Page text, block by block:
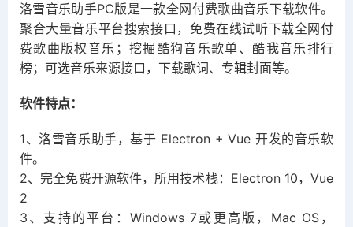
洛雪音乐助手PC版是一款全网付费歌曲音乐下载软件。
聚合大量音乐平台搜索接口，免费在线试听下载全网付
费歌曲版权音乐；挖掘酷狗音乐歌单、酷我音乐排行
榜；可选音乐来源接口，下载歌词、专辑封面等。
软件特点：
1、洛雪音乐助手，基于 Electron + Vue 开发的音乐软
件。
2、完全免费开源软件，所用技术栈：Electron 10，Vue
2
3、支持的平台：Windows 7或更高版，Mac OS，